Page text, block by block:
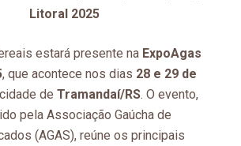
Litoral 2025
estará presente na ExpoAgas
, que acontece nos dias 28 e 29 de
de Tramandaí/RS. O evento,
pela Associação Gaúcha de
(AGAS), reúne os principais